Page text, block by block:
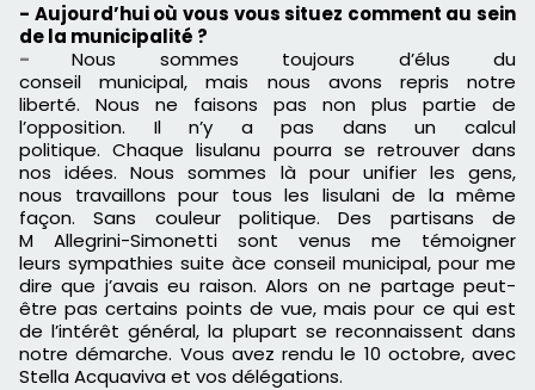
- Aujourd’hui où vous vous situez comment au sein
de la municipalité ?
-Nous sommes toujours d’élus du
conseilmunicipal, mais nous avons repris notre
liberté.
Nous ne faisons pas non plus partie de
l’opposition.
Il n’y a pas dans un calcul
politique. Chaquelisulanu pourra se retrouver dans
nosidées. Nous sommes là pour unifier les gens,
nous travaillons pour tous les lisulanide la même
façon.
Sans couleur politique.
Des partisans de
M Allegrini-Simonetti sont venus me témoigner
leurs sympathies suite àce conseil municipal, pour me
dire que j’avais eu raison. Alors on ne partage peut-
être pas certains points de vue, mais pour ce qui est
de l’intérêt général, la plupart se reconnaissent dans
notre démarche. Vous avez rendu le 10 octobre, avec
Stella Acquaviva et vos délégations.